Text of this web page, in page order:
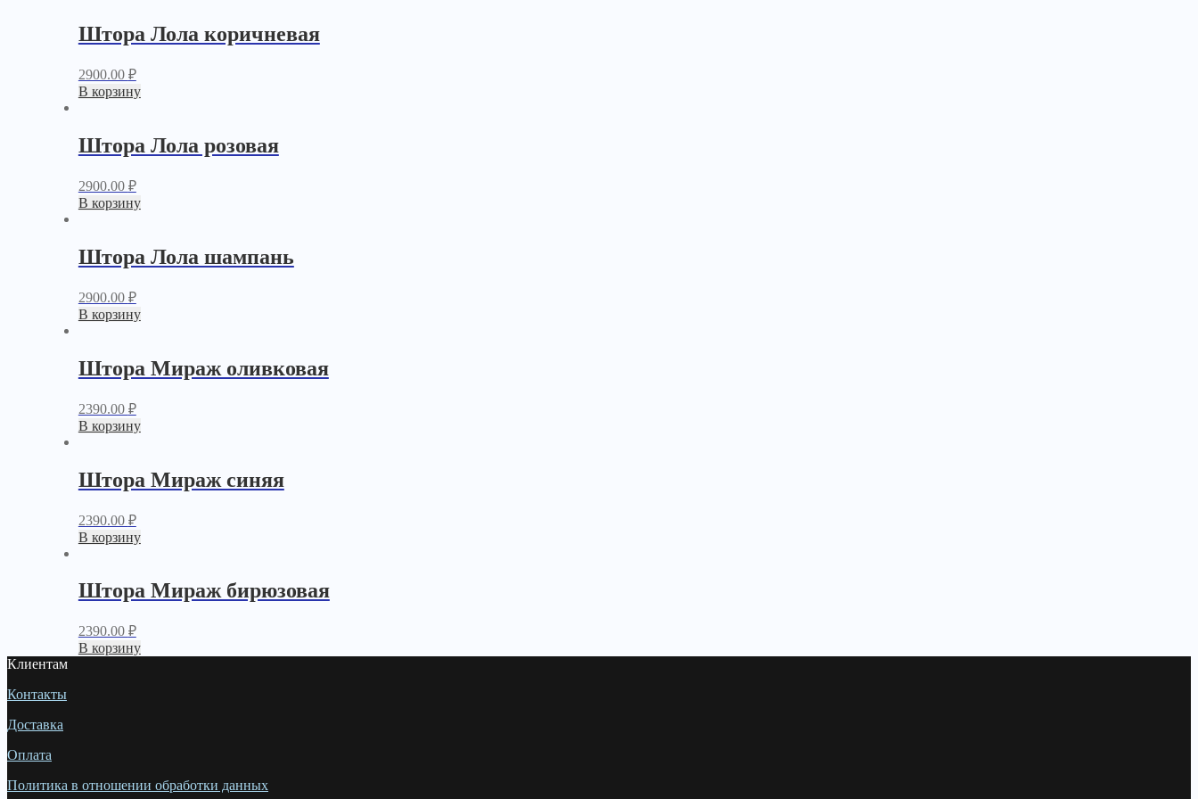
Штора Лола коричневая
2900.00 ₽
В корзину
Штора Лола розовая
2900.00 ₽
В корзину
Штора Лола шампань
2900.00 ₽
В корзину
Штора Мираж оливковая
2390.00 ₽
В корзину
Штора Мираж синяя
2390.00 ₽
В корзину
Штора Мираж бирюзовая
2390.00 ₽
В корзину
Клиентам
Контакты
Доставка
Оплата
Политика в отношении обработки данных